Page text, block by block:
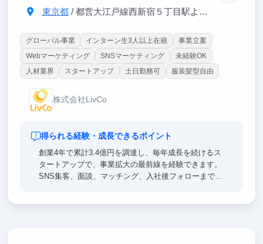
東京都/ 都営大江戸線西新宿５丁目駅より徒歩３分、JR新宿駅より徒歩2
グローバル事業 インターン生3人以上在籍
事業立案
Webマーケティング
SNSマーケティング
未経験OK
人材業界
スタートアップ 土日勤務可 服装髪型自由
株式会社LivCo
得られる経験・成長できるポイント
創業4年で累計3.4億円を調達し、毎年成長を続けるス
タートアップで、事業拡大の最前線を経験できます。
SNS集客、面談、マッチング、入社後フォローまで一